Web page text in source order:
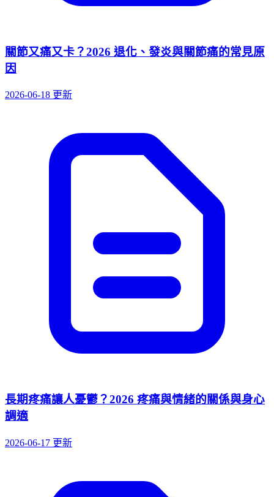
關節又痛又卡？2026 退化、發炎與關節痛的常見原
因
2026-06-18 更新
長期疼痛讓人憂鬱？2026 疼痛與情緒的關係與身心
調適
2026-06-17 更新